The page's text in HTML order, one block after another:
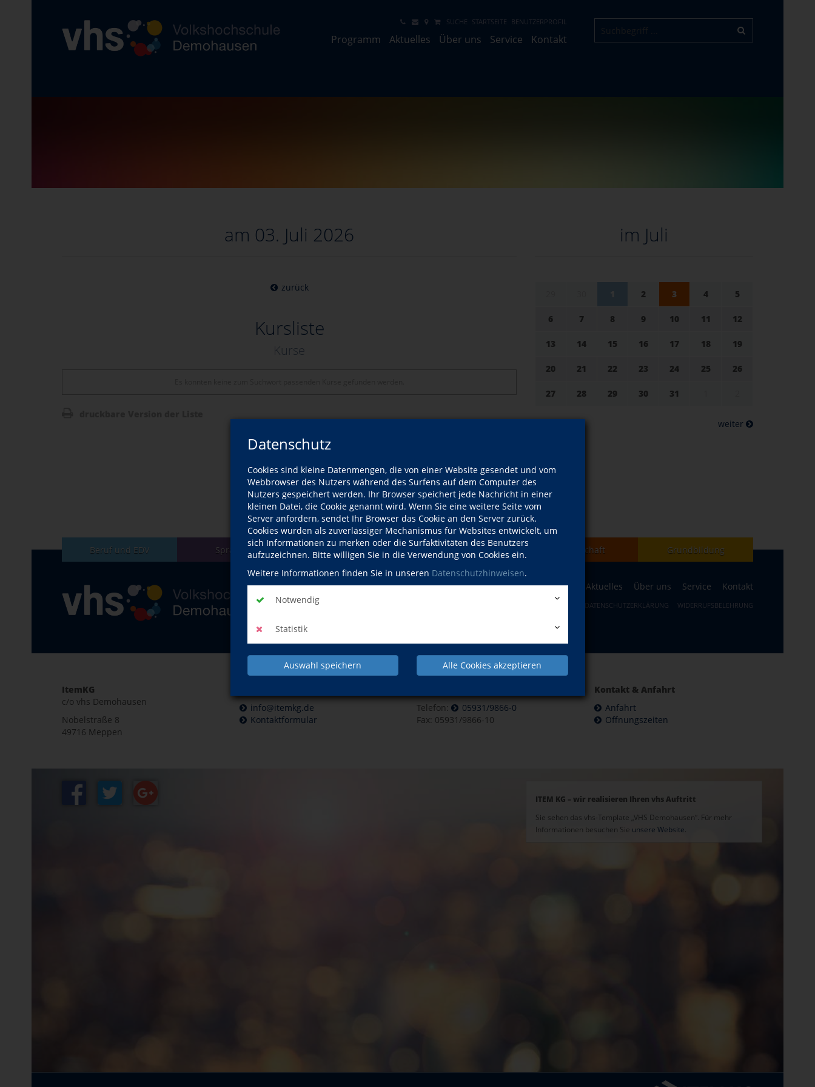
Datenschutz
Cookies sind kleine Datenmengen, die von einer Website gesendet und vom
Webbrowser des Nutzers während des Surfens auf dem Computer des
Nutzers gespeichert werden. Ihr Browser speichert jede Nachricht in einer
kleinen Datei, die Cookie genannt wird. Wenn Sie eine weitere Seite vom
Server anfordern, sendet Ihr Browser das Cookie an den Server zurück.
Cookies wurden als zuverlässiger Mechanismus für Websites entwickelt, um
sich Informationen zu merken oder die Surfaktivitäten des Benutzers
aufzuzeichnen. Bitte willigen Sie in die Verwendung von Cookies ein.
Weitere Informationen finden Sie in unseren Datenschutzhinweisen.
Notwendig
Statistik
Auswahl speichern Alle Cookies akzeptieren
SUCHE STARTSEITE BENUTZERPROFIL
Programm Aktuelles Über uns Service Kontakt
im Juli
2 3 4 5
6 7 8 9 10 11 12
13 14 15 16 17 18 19
20 21 22 23 24 25 26
27 28 29 30 31
weiter
am 03. Juli 2026
zurück
Kursliste
Kurse
NACH OBEN
Beruf und EDV Sprachen Gesundheit Gesellschaft Grundbildung
Programm Aktuelles Über uns Service Kontakt
DATENSCHUTZERKLÄRUNG WIDERRUFSBELEHRUNG
ItemKG
c/o vhs Demohausen
Nobelstraße 8
49716 Meppen
info@itemkg.de
Kontaktformular
Telefon:
05931/9866-0
Fax: 05931/9866-10
Kontakt & Anfahrt
Anfahrt
Öffnungszeiten
ITEM KG – wir realisieren Ihren vhs Auftritt
Sie sehen das vhs-Template „VHS Demohausen“. Für mehr
Informationen besuchen Sie unsere Website.